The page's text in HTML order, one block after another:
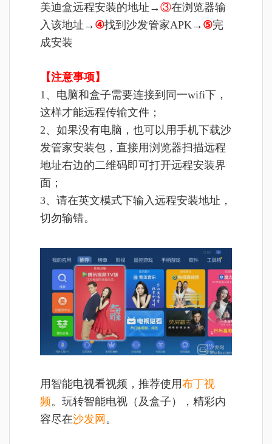
美迪盒远程安装的地址→③在浏览器输
入该地址→ ④找到沙发管家APK→ ⑤完
成安装
【注意事项】
1、电脑和盒子需要连接到同一wifi下，
这样才能远程传输文件；
2、如果没有电脑，也可以用手机下载沙
发管家安装包，直接用浏览器扫描远程
地址右边的二维码即可打开远程安装界
面；
3、请在英文模式下输入远程安装地址，
切勿输错。
用智能电视看视频，推荐使用布丁视
频。玩转智能电视（及盒子），精彩内
容尽在沙发网 。